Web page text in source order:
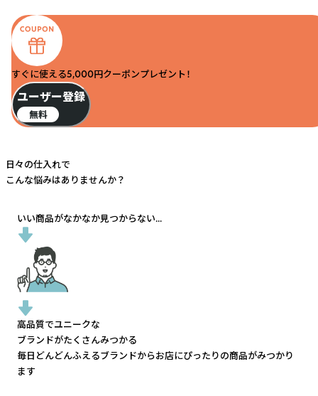
すぐに使える5,000円クーポンプレゼント！
ユーザー登録
無料
日々の仕入れで
こんな悩みはありませんか？
いい商品がなかなか見つからない...
高品質でユニークな
ブランドがたくさんみつかる
毎日どんどんふえるブランドからお店にぴったりの商品がみつかり
ます